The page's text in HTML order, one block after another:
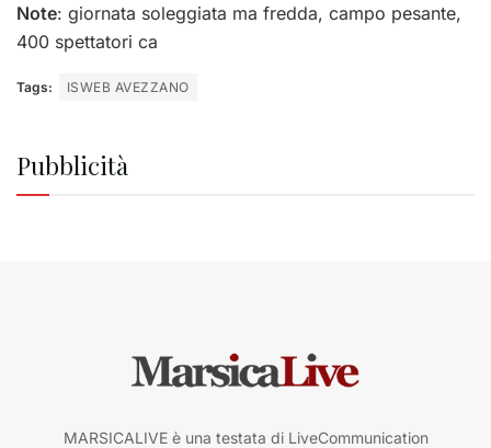
Note: giornata soleggiata ma fredda, campo pesante,
400 spettatori ca
Tags: ISWEB AVEZZANO
Pubblicità
MARSICALIVE è una testata di LiveCommunication